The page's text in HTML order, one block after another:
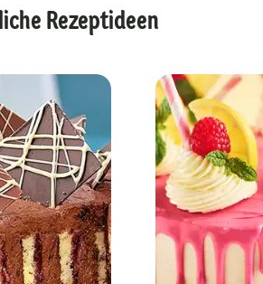
Rezeptideen